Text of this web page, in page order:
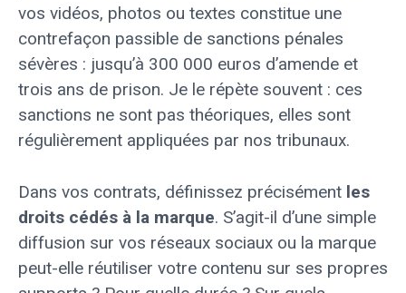
vos vidéos, photos ou textes constitue une
contrefaçon passible de sanctions pénales
sévères : jusqu’à 300 000 euros d’amende et
trois ans de prison. Je le répète souvent : ces
sanctions ne sont pas théoriques, elles sont
régulièrement appliquées par nos tribunaux.
Dans vos contrats, définissez précisément les
droits cédés à la marque. S’agit-il d’une simple
diffusion sur vos réseaux sociaux ou la marque
peut-elle réutiliser votre contenu sur ses propres